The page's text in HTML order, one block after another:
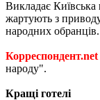
Викладає
жартують з
народних обранців.
Корреспондент.net
народу".
Кращі готелі